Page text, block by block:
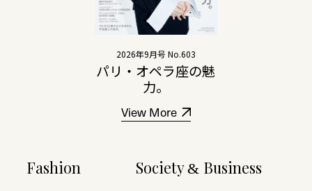
2026年9月号 No.603
パリ・オペラ座の魅
力。
View More
Fashion
Society& Business